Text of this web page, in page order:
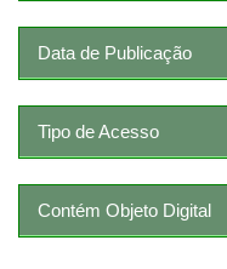
Data de Publicação
Tipo de Acesso
Contém Objeto Digital